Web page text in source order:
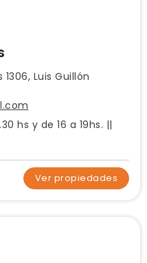
Luis Guillón
hs y de 16 a 19hs. ||
Ver propiedades